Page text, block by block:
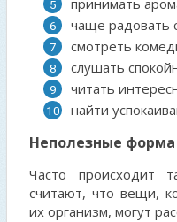
принимать
чаще радовать
смотреть
слушать
читать
найти
Неполезные
Часто происходит
считают, что вещи,
их организм, могут